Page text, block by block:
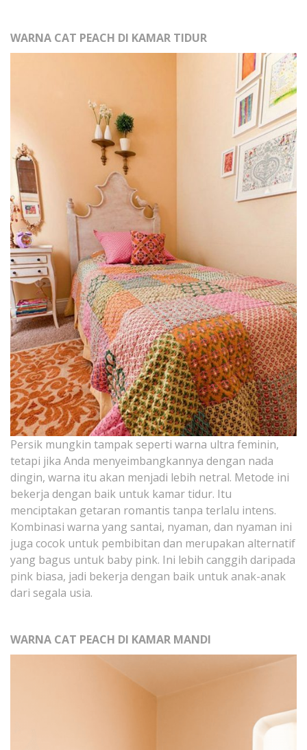
WARNA CAT PEACH DI KAMAR TIDUR
Persik mungkin tampak seperti warna ultra feminin,
tetapi jika Anda menyeimbangkannya dengan nada
dingin, warna itu akan menjadi lebih netral. Metode ini
bekerja dengan baik untuk kamar tidur. Itu
menciptakan getaran romantis tanpa terlalu intens.
Kombinasi warna yang santai, nyaman, dan nyaman ini
juga cocok untuk pembibitan dan merupakan alternatif
yang bagus untuk baby pink. Ini lebih canggih daripada
pink biasa, jadi bekerja dengan baik untuk anak-anak
dari segala usia.
WARNA CAT PEACH DI KAMAR MANDI